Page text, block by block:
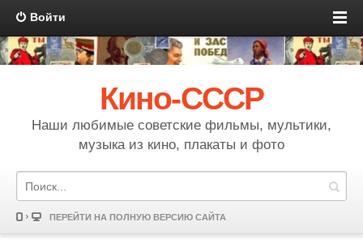
Войти
Кино-СССР
Наши любимые советские фильмы, мультики,
музыка из кино, плакаты и фото
ПЕРЕЙТИ НА ПОЛНУЮ ВЕРСИЮ САЙТА